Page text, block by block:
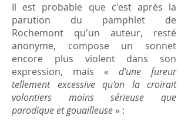
Il est probable que c'est après la
parution du pamphlet de
Rochemont qu'un auteur, resté
anonyme, compose un sonnet
encore plus violent dans son
expression, mais « d'une fureur
tellement excessive qu'on la croirait
volontiers moins sérieuse que
parodique et gouailleuse » :